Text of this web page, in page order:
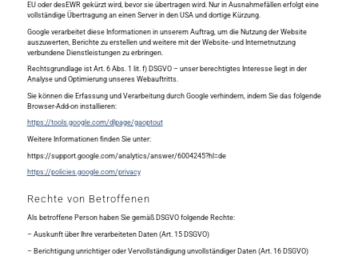
EU oder desEWR gekürzt wird, bevor sie übertragen wird. Nur in Ausnahmefällen erfolgt eine
vollständige Übertragung an einen Server in den USA und dortige Kürzung.
Google verarbeitet diese Informationen in unserem Auftrag, um die Nutzung der Website
auszuwerten, Berichte zu erstellen und weitere mit der Website- und Internetnutzung
verbundene Dienstleistungen zu erbringen.
Rechtsgrundlage ist Art. 6 Abs. 1 lit. f) DSGVO – unser berechtigtes Interesse liegt in der
Analyse und Optimierung unseres Webauftritts.
Sie können die Erfassung und Verarbeitung durch Google verhindern, indem Sie das folgende
Browser-Add-on installieren:
https://tools.google.com/dlpage/gaoptout
Weitere Informationen finden Sie unter:
https://support.google.com/analytics/answer/6004245?hl=de
https://policies.google.com/privacy
Rechte von Betroffenen
Als betroffene Person haben Sie gemäß DSGVO folgende Rechte:
– Auskunft über Ihre verarbeiteten Daten (Art. 15 DSGVO)
– Berichtigung unrichtiger oder Vervollständigung unvollständiger Daten (Art. 16 DSGVO)